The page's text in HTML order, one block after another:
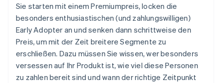
Sie starten mit einem Premiumpreis, locken die
besonders enthusiastischen (und zahlungswilligen)
Early Adopter an und senken dann schrittweise den
Preis, um mit der Zeit breitere Segmente zu
erschließen. Dazu müssen Sie wissen, wer besonders
versessen auf Ihr Produkt ist, wie viel diese Personen
zu zahlen bereit sind und wann der richtige Zeitpunkt